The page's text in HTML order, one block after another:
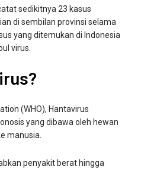
sedikitnya 23 kasus
di sembilan provinsi selama
yang ditemukan di Indonesia
virus.
(WHO), Hantavirus
yang dibawa oleh hewan
manusia.
penyakit berat hingga